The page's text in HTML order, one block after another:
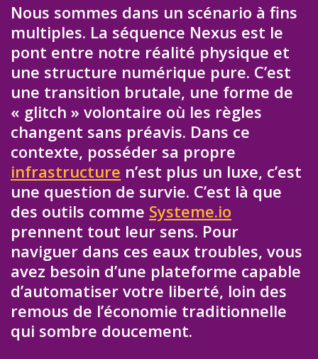
Nous sommes dans un scénario à fins
multiples. La séquence Nexus est le
pont entre notre réalité physique et
une structure numérique pure. C’est
une transition brutale, une forme de
« glitch » volontaire où les règles
changent sans préavis. Dans ce
contexte, posséder sa propre
infrastructure n’est plus un luxe, c’est
une question de survie. C’est là que
des outils comme Systeme.io
prennent tout leur sens. Pour
naviguer dans ces eaux troubles, vous
avez besoin d’une plateforme capable
d’automatiser votre liberté, loin des
remous de l’économie traditionnelle
qui sombre doucement.